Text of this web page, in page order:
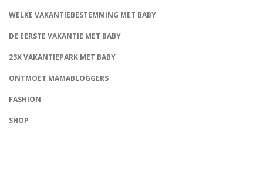
WELKE VAKANTIEBESTEMMING MET BABY
DE EERSTE VAKANTIE MET BABY
23X VAKANTIEPARK MET BABY
ONTMOET MAMABLOGGERS
FASHION
SHOP